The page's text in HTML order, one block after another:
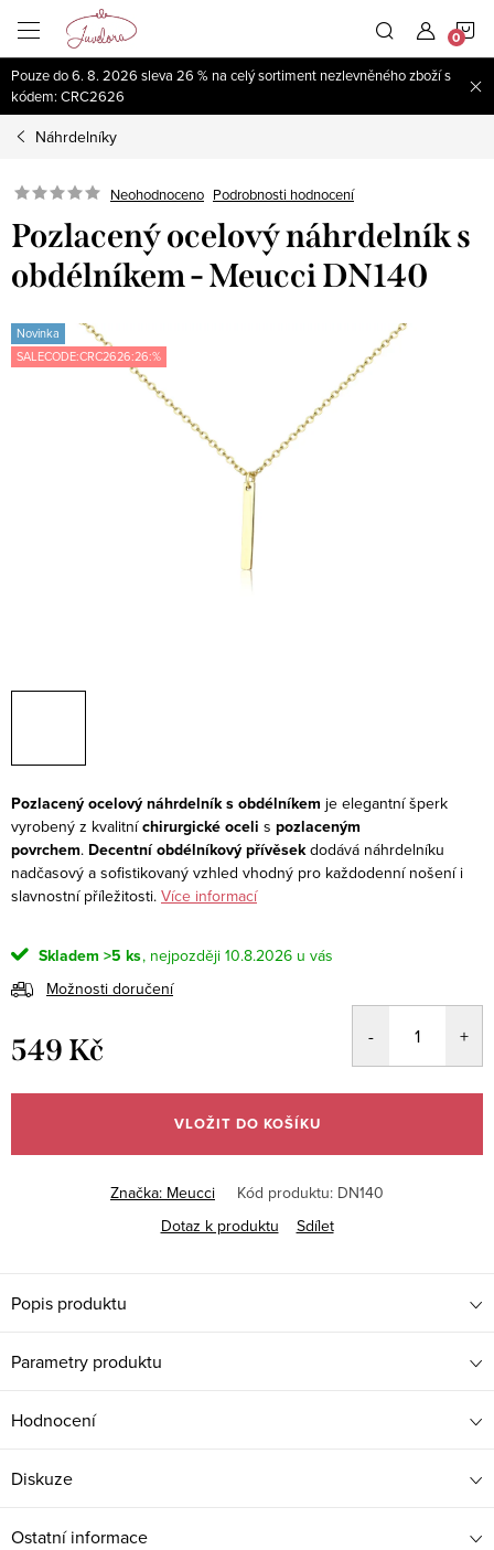
obsah
Pouze do 6. 8. 2026 sleva 26 % na celý sortiment nezlevněného zboží s
kódem: CRC2626
Náhrdelníky
Neohodnoceno Podrobnosti hodnocení
Pozlacený ocelový náhrdelník s
obdélníkem - Meucci DN140
Novinka
SALECODE:CRC2626:26:%
Pozlacený ocelový náhrdelník s obdélníkem je elegantní šperk
vyrobený z kvalitníchirurgické oceli s pozlaceným
povrchem. Decentní obdélníkový přívěsekdodává náhrdelníku
nadčasový a sofistikovaný vzhled vhodný pro každodenní nošení i
slavnostní příležitosti. Více informací
Skladem >5 ks
10.8.2026
Možnosti doručení
549 Kč
cena:
VLOŽIT DO KOŠÍKU
Značka: Meucci Kód produktu: DN140
Dotaz k produktu
Sdílet
Popis produktu
Parametry produktu
Hodnocení
Diskuze
Ostatní informace